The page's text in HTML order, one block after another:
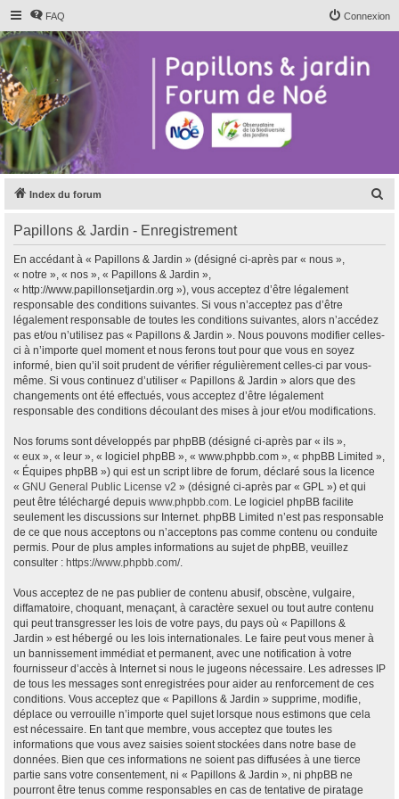
FAQ Connexion
Index du forum
Papillons & Jardin - Enregistrement
En accédant à « Papillons & Jardin » (désigné ci-après par « nous »,
« notre », « nos », « Papillons & Jardin »,
« http://www.papillonsetjardin.org »), vous acceptez d’être légalement
responsable des conditions suivantes. Si vous n’acceptez pas d’être
légalement responsable de toutes les conditions suivantes, alors n’accédez
pas et/ou n’utilisez pas « Papillons & Jardin ». Nous pouvons modifier celles-
ci à n’importe quel moment et nous ferons tout pour que vous en soyez
informé, bien qu’il soit prudent de vérifier régulièrement celles-ci par vous-
même. Si vous continuez d’utiliser « Papillons & Jardin » alors que des
changements ont été effectués, vous acceptez d’être légalement
responsable des conditions découlant des mises à jour et/ou modifications.
Nos forums sont développés par phpBB (désigné ci-après par « ils »,
« eux », « leur », « logiciel phpBB », « www.phpbb.com », « phpBB Limited »,
« Équipes phpBB ») qui est un script libre de forum, déclaré sous la licence
« GNU General Public License v2 » (désigné ci-après par « GPL ») et qui
peut être téléchargé depuis www.phpbb.com. Le logiciel phpBB facilite
seulement les discussions sur Internet. phpBB Limited n’est pas responsable
de ce que nous acceptons ou n’acceptons pas comme contenu ou conduite
permis. Pour de plus amples informations au sujet de phpBB, veuillez
consulter : https://www.phpbb.com/.
Vous acceptez de ne pas publier de contenu abusif, obscène, vulgaire,
diffamatoire, choquant, menaçant, à caractère sexuel ou tout autre contenu
qui peut transgresser les lois de votre pays, du pays où « Papillons &
Jardin » est hébergé ou les lois internationales. Le faire peut vous mener à
un bannissement immédiat et permanent, avec une notification à votre
fournisseur d’accès à Internet si nous le jugeons nécessaire. Les adresses IP
de tous les messages sont enregistrées pour aider au renforcement de ces
conditions. Vous acceptez que « Papillons & Jardin » supprime, modifie,
déplace ou verrouille n’importe quel sujet lorsque nous estimons que cela
est nécessaire. En tant que membre, vous acceptez que toutes les
informations que vous avez saisies soient stockées dans notre base de
données. Bien que ces informations ne soient pas diffusées à une tierce
partie sans votre consentement, ni « Papillons & Jardin », ni phpBB ne
pourront être tenus comme responsables en cas de tentative de piratage